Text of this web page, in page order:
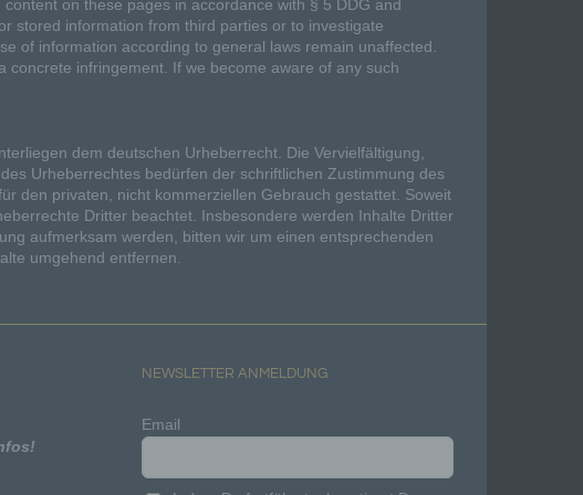
on these pages in accordance with § 5 DDG and
stored information from third parties or to investigate
of information according to general laws remain unaffected.
concrete infringement. If we become aware of any such
dem deutschen Urheberrecht. Die Vervielfältigung,
Urheberrechtes bedürfen der schriftlichen Zustimmung des
den privaten, nicht kommerziellen Gebrauch gestattet. Soweit
Dritter beachtet. Insbesondere werden Inhalte Dritter
aufmerksam werden, bitten wir um einen entsprechenden
umgehend entfernen.
NEWSLETTER ANMELDUNG
Email
das
den
oder die
natürliche